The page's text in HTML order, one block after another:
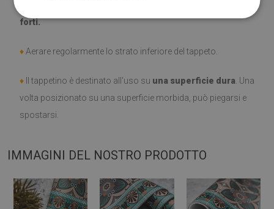
forti.
♦ Aerare regolarmente lo strato inferiore del tappeto.
♦ Il tappetino è destinato all'uso su una superficie dura . Una
volta posizionato su una superficie morbida, può piegarsi e
spostarsi.
IMMAGINI DEL NOSTRO PRODOTTO